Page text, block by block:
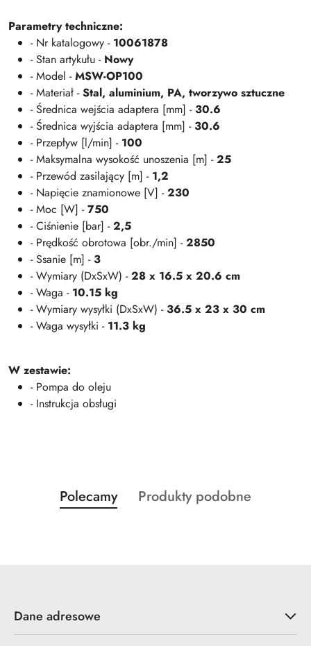
Parametry techniczne:
- Nr katalogowy - 10061878
- Stan artykułu - Nowy
- Model -MSW-OP100
- Materiał -Stal, aluminium, PA, tworzywo sztuczne
- Średnica wejścia adaptera [mm] -30.6
- Średnica wyjścia adaptera [mm] -30.6
- Przepływ [l/min] - 100
- Maksymalna wysokość unoszenia [m] -25
- Przewód zasilający [m] - 1,2
- Napięcie znamionowe [V] -230
- Moc [W] -750
- Ciśnienie [bar] -2,5
- Prędkość obrotowa [obr./min] -2850
- Ssanie [m] -3
- Wymiary (DxSxW) -28 x 16.5 x 20.6 cm
- Waga - 10.15 kg
- Wymiary wysyłki (DxSxW) -36.5 x 23 x 30 cm
- Waga wysyłki - 11.3 kg
W zestawie:
- Pompa do oleju
- Instrukcja obsługi
Pomiń karuzelę produktów
Produkty
o
Polecamy
Produkty
Produkty podobne
Dane adresowe